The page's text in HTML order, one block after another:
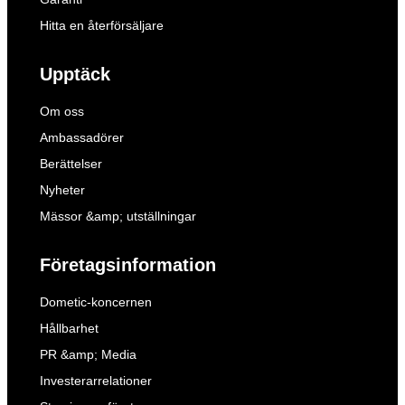
Hitta en återförsäljare
Upptäck
Om oss
Ambassadörer
Berättelser
Nyheter
Mässor &amp; utställningar
Företagsinformation
Dometic-koncernen
Hållbarhet
PR &amp; Media
Investerarrelationer